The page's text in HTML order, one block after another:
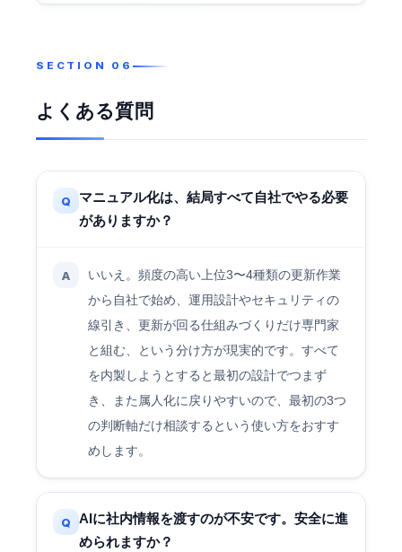
よくある質問
Q
マニュアル化は、結局すべて自社でやる必要
がありますか？
A
いいえ。頻度の高い上位3〜4種類の更新作業
から自社で始め、運用設計やセキュリティの
線引き、更新が回る仕組みづくりだけ専門家
と組む、という分け方が現実的です。すべて
を内製しようとすると最初の設計でつまず
き、また属人化に戻りやすいので、最初の3つ
の判断軸だけ相談するという使い方をおすす
めします。
Q
AIに社内情報を渡すのが不安です。安全に進
められますか？